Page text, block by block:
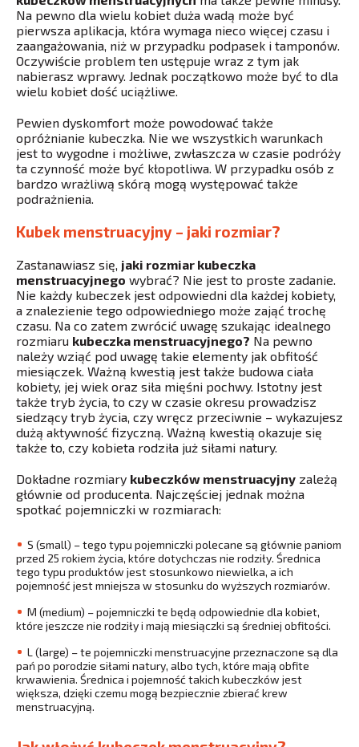
Na pewno dla wielu kobiet duża wadą może być
pierwsza aplikacja, która wymaga nieco więcej czasu i
zaangażowania, niż w przypadku podpasek i tamponów.
Oczywiście problem ten ustępuje wraz z tym jak
nabierasz wprawy. Jednak początkowo może być to dla
wielu kobiet dość uciążliwe.
Pewien dyskomfort może powodować także
opróżnianie kubeczka. Nie we wszystkich warunkach
jest to wygodne i możliwe, zwłaszcza w czasie podróży
ta czynność może być kłopotliwa. W przypadku osób z
bardzo wrażliwą skórą mogą występować także
podrażnienia.
Kubek menstruacyjny – jaki rozmiar?
Zastanawiasz się, jaki rozmiar kubeczka
menstruacyjnego wybrać? Nie jest to proste zadanie.
Nie każdy kubeczek jest odpowiedni dla każdej kobiety,
a znalezienie tego odpowiedniego może zająć trochę
czasu. Na co zatem zwrócić uwagę szukając idealnego
rozmiaru kubeczka menstruacyjnego? Na pewno
należy wziąć pod uwagę takie elementy jak obfitość
miesiączek. Ważną kwestią jest także budowa ciała
kobiety, jej wiek oraz siła mięśni pochwy. Istotny jest
także tryb życia, to czy w czasie okresu prowadzisz
siedzący tryb życia, czy wręcz przeciwnie – wykazujesz
dużą aktywność fizyczną. Ważną kwestią okazuje się
także to, czy kobieta rodziła już siłami natury.
Dokładne rozmiary kubeczków menstruacyjny zależą
głównie od producenta. Najczęściej jednak można
spotkać pojemniczki w rozmiarach:
S (small) – tego typu pojemniczki polecane są głównie paniom
przed 25 rokiem życia, które dotychczas nie rodziły. Średnica
tego typu produktów jest stosunkowo niewielka, a ich
pojemność jest mniejsza w stosunku do wyższych rozmiarów.
M (medium) – pojemniczki te będą odpowiednie dla kobiet,
które jeszcze nie rodziły i mają miesiączki są średniej obfitości.
L (large) – te pojemniczki menstruacyjne przeznaczone są dla
pań po porodzie siłami natury, albo tych, które mają obfite
krwawienia. Średnica i pojemność takich kubeczków jest
większa, dzięki czemu mogą bezpiecznie zbierać krew
menstruacyjną.